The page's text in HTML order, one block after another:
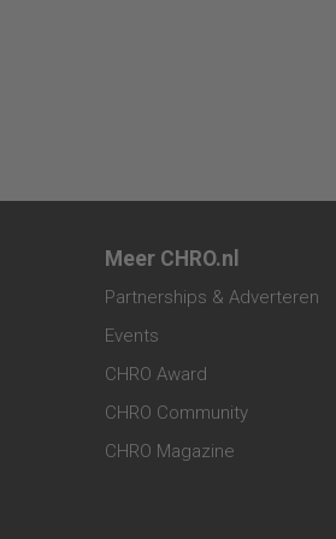
Meer CHRO.nl
Partnerships & Adverteren
Events
CHRO Award
CHRO Community
CHRO Magazine